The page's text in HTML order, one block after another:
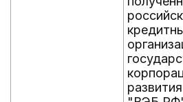
развития